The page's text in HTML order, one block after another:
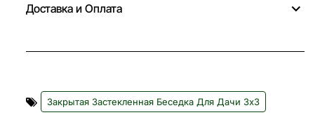
Доставка и Оплата
Закрытая Застекленная Беседка Для Дачи 3х3